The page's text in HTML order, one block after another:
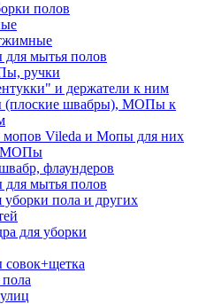
полов
мытья полов
ручки
и держатели к ним
(плоские швабры), МОПы к
мопов Vileda и Мопы для них
МОПы
флаундеров
мытья полов
уборки пола и других
для уборки